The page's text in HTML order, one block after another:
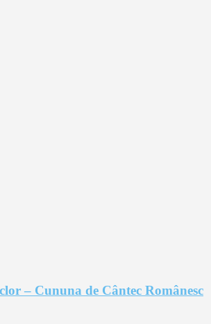
– Cununa de Cântec Românesc